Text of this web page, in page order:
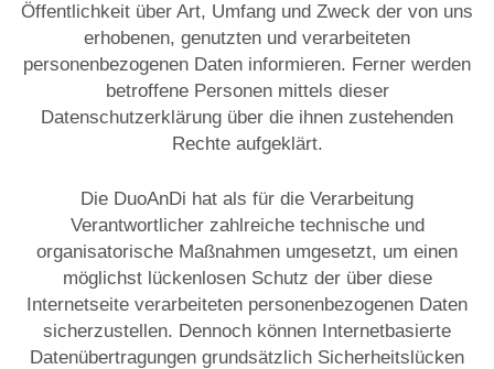
Öffentlichkeit über Art, Umfang und Zweck der von uns
erhobenen, genutzten und verarbeiteten
personenbezogenen Daten informieren. Ferner werden
betroffene Personen mittels dieser
Datenschutzerklärung über die ihnen zustehenden
Rechte aufgeklärt.
Die DuoAnDi hat als für die Verarbeitung
Verantwortlicher zahlreiche technische und
organisatorische Maßnahmen umgesetzt, um einen
möglichst lückenlosen Schutz der über diese
Internetseite verarbeiteten personenbezogenen Daten
sicherzustellen. Dennoch können Internetbasierte
Datenübertragungen grundsätzlich Sicherheitslücken